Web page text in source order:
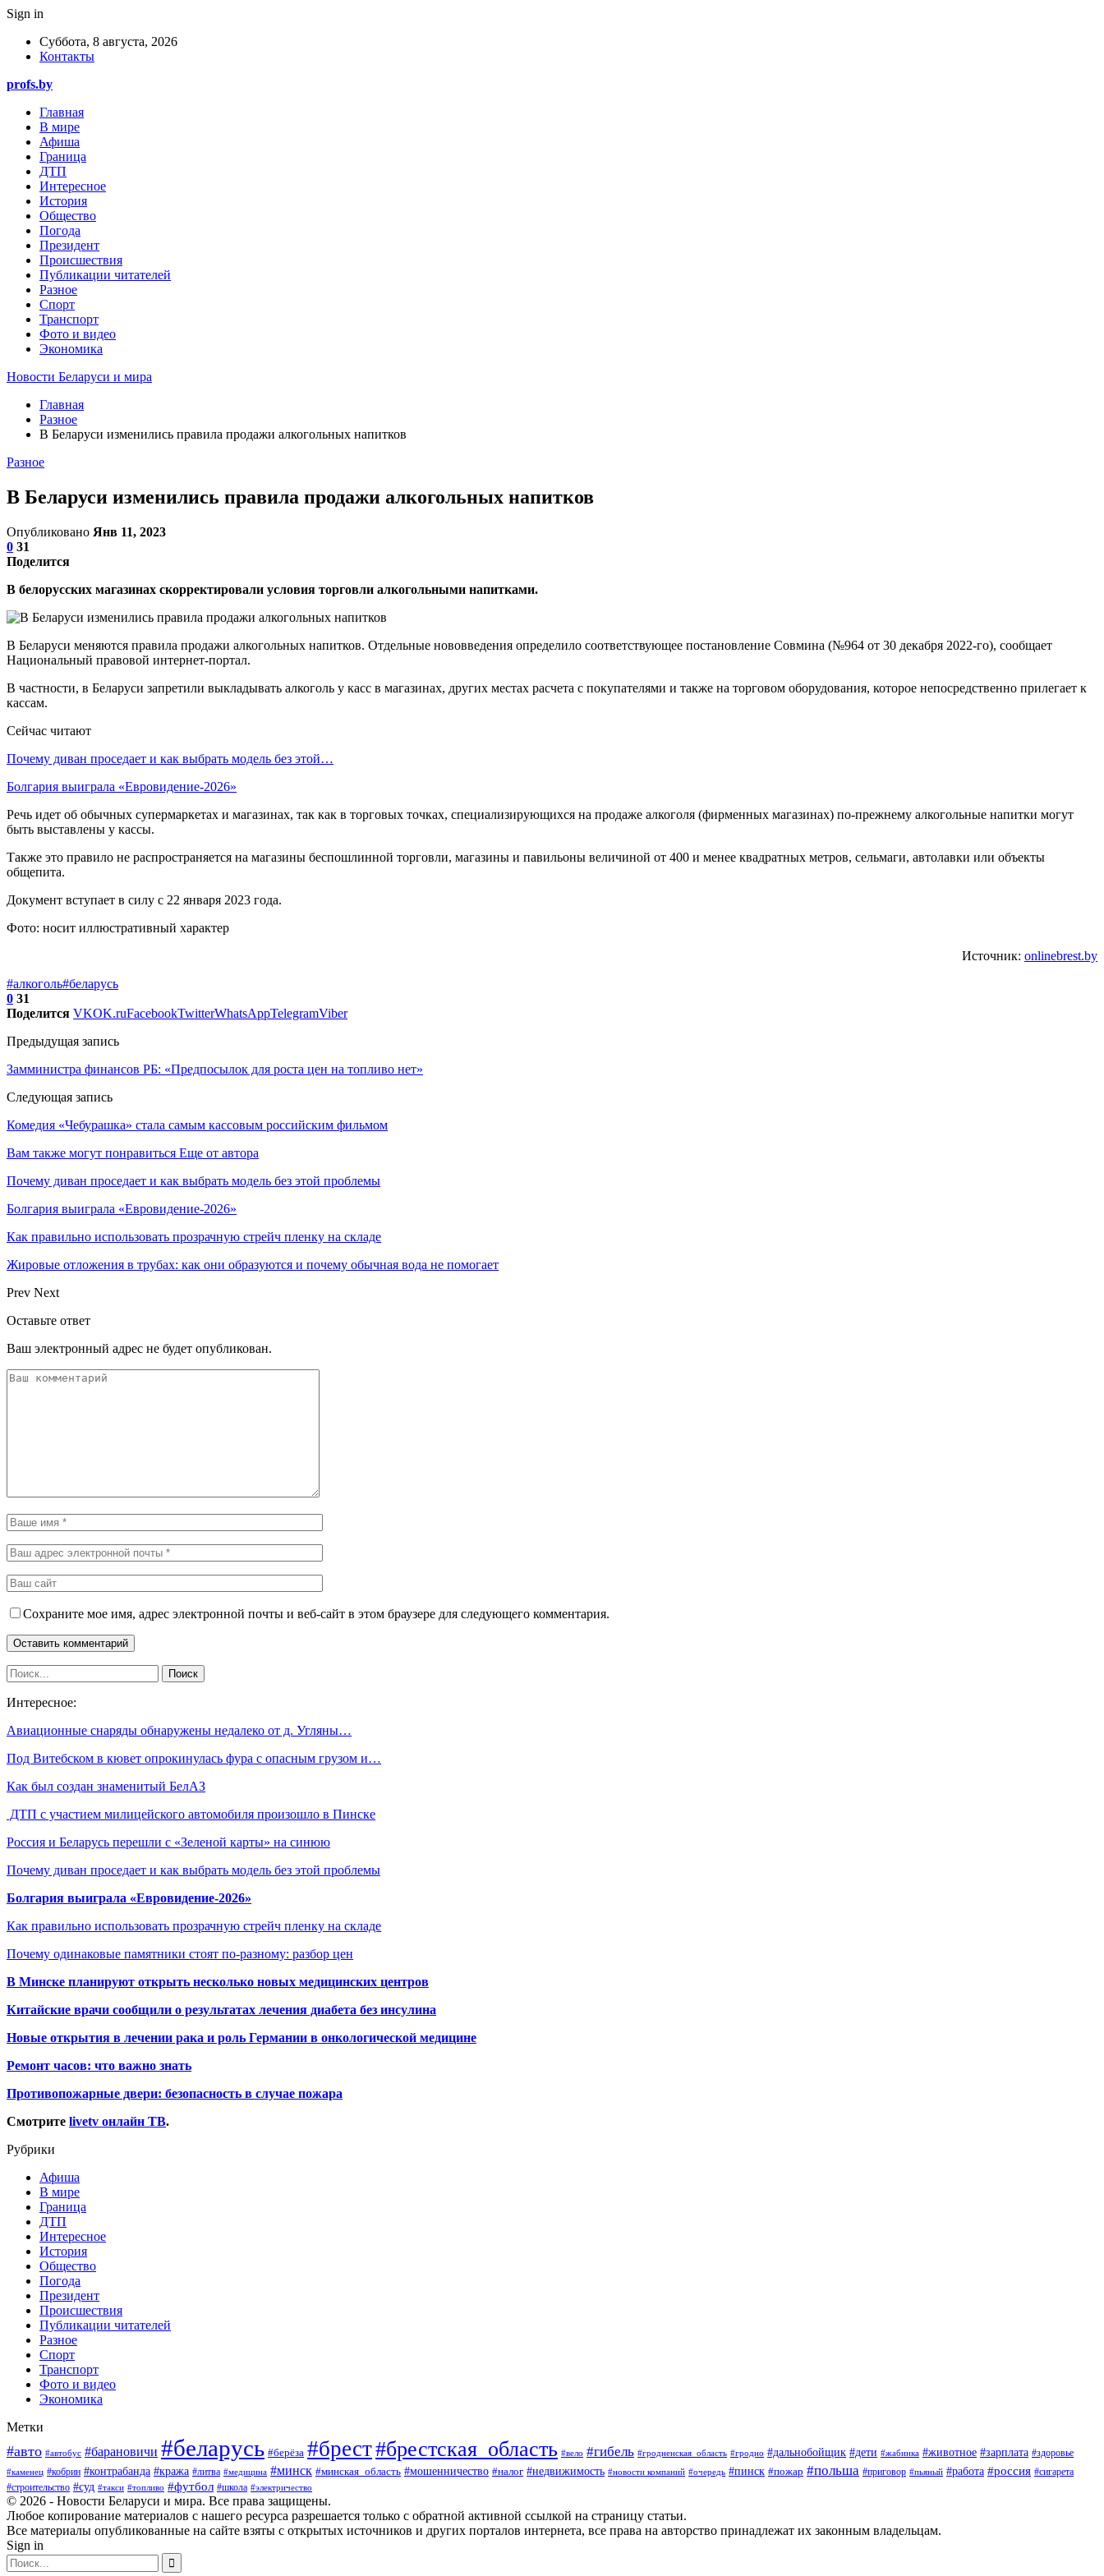
Sign in
Суббота, 8 августа, 2026
Контакты
profs.by
Главная
В мире
Афиша
Граница
ДТП
Интересное
История
Общество
Погода
Президент
Происшествия
Публикации читателей
Разное
Спорт
Транспорт
Фото и видео
Экономика
Новости Беларуси и мира
Главная
Разное
В Беларуси изменились правила продажи алкогольных напитков
Разное
В Беларуси изменились правила продажи алкогольных напитков
Опубликовано Янв 11, 2023
0 31
Поделится
В белорусских магазинах скорректировали условия торговли алкогольными напитками.
В Беларуси меняются правила продажи алкогольных напитков. Отдельные нововведения определило соответствующее постановление Совмина (№964 от 30 декабря 2022-го), сообщает
Национальный правовой интернет-портал.
В частности, в Беларуси запретили выкладывать алкоголь у касс в магазинах, других местах расчета с покупателями и также на торговом оборудования, которое непосредственно прилегает к
кассам.
Сейчас читают
Почему диван проседает и как выбрать модель без этой…
Болгария выиграла «Евровидение-2026»
Речь идет об обычных супермаркетах и магазинах, так как в торговых точках, специализирующихся на продаже алкоголя (фирменных магазинах) по-прежнему алкогольные напитки могут
быть выставлены у кассы.
Также это правило не распространяется на магазины беспошлинной торговли, магазины и павильоны величиной от 400 и менее квадратных метров, сельмаги, автолавки или объекты
общепита.
Документ вступает в силу с 22 января 2023 года.
Фото: носит иллюстративный характер
Источник: onlinebrest.by
#алкоголь#беларусь
0 31
Поделится VKOK.ruFacebookTwitterWhatsAppTelegramViber
Предыдущая запись
Замминистра финансов РБ: «Предпосылок для роста цен на топливо нет»
Следующая запись
Комедия «Чебурашка» стала самым кассовым российским фильмом
Вам также могут понравиться Еще от автора
Почему диван проседает и как выбрать модель без этой проблемы
Болгария выиграла «Евровидение-2026»
Как правильно использовать прозрачную стрейч пленку на складе
Жировые отложения в трубах: как они образуются и почему обычная вода не помогает
Prev Next
Оставьте ответ
Ваш электронный адрес не будет опубликован.
Сохраните мое имя, адрес электронной почты и веб-сайт в этом браузере для следующего комментария.
Интересное:
Авиационные снаряды обнаружены недалеко от д. Угляны…
Под Витебском в кювет опрокинулась фура с опасным грузом и…
Как был создан знаменитый БелАЗ
ДТП с участием милицейского автомобиля произошло в Пинске
Россия и Беларусь перешли с «Зеленой карты» на синюю
Почему диван проседает и как выбрать модель без этой проблемы
Болгария выиграла «Евровидение-2026»
Как правильно использовать прозрачную стрейч пленку на складе
Почему одинаковые памятники стоят по-разному: разбор цен
В Минске планируют открыть несколько новых медицинских центров
Китайские врачи сообщили о результатах лечения диабета без инсулина
Новые открытия в лечении рака и роль Германии в онкологической медицине
Ремонт часов: что важно знать
Противопожарные двери: безопасность в случае пожара
Смотрите livetv онлайн ТВ.
Рубрики
Афиша
В мире
Граница
ДТП
Интересное
История
Общество
Погода
Президент
Происшествия
Публикации читателей
Разное
Спорт
Транспорт
Фото и видео
Экономика
Метки
#авто #автобус #барановичи #беларусь #берёза #брест#брестская_область #вело #гибель #гродненская_область #гродно #дальнобойщик #дети #жабинка #животное #зарплата #здоровье
#каменец #кобрин #контрабанда #кража #литва #медицина #минск #минская_область #мошенничество #налог #недвижимость #новости компаний #очередь #пинск #пожар #польша #приговор #пьяный #работа #россия #сигарета
#строительство #суд #такси #топливо #футбол #школа #электричество
© 2026 - Новости Беларуси и мира. Все права защищены.
Любое копирование материалов с нашего ресурса разрешается только с обратной активной ссылкой на страницу статьи.
Все материалы опубликованные на сайте взяты с открытых источников и других порталов интернета, все права на авторство принадлежат их законным владельцам.
Sign in